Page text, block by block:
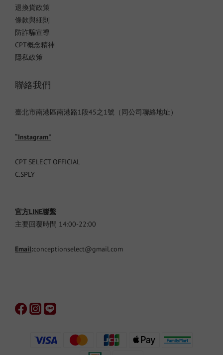
退換貨政策
條款與細則
防詐騙宣導
CPT概念精神
隱私政策
聯絡我們
臺北市南港區南港路1段45之1號（同公司聯絡地址）
“Instagram"
CPT SELECT OFFICIAL
C.SPLY
官方LINE聯繫
主要回覆時間 14:00-22:00
Email:conceptionselect@gmail.com